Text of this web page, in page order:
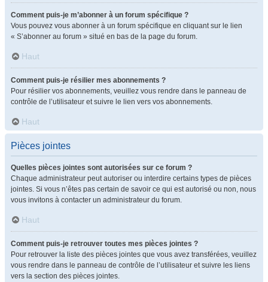
Comment puis-je m’abonner à un forum spécifique ?
Vous pouvez vous abonner à un forum spécifique en cliquant sur le lien
« S’abonner au forum » situé en bas de la page du forum.
Haut
Comment puis-je résilier mes abonnements ?
Pour résilier vos abonnements, veuillez vous rendre dans le panneau de
contrôle de l’utilisateur et suivre le lien vers vos abonnements.
Haut
Pièces jointes
Quelles pièces jointes sont autorisées sur ce forum ?
Chaque administrateur peut autoriser ou interdire certains types de pièces
jointes. Si vous n’êtes pas certain de savoir ce qui est autorisé ou non, nous
vous invitons à contacter un administrateur du forum.
Haut
Comment puis-je retrouver toutes mes pièces jointes ?
Pour retrouver la liste des pièces jointes que vous avez transférées, veuillez
vous rendre dans le panneau de contrôle de l’utilisateur et suivre les liens
vers la section des pièces jointes.